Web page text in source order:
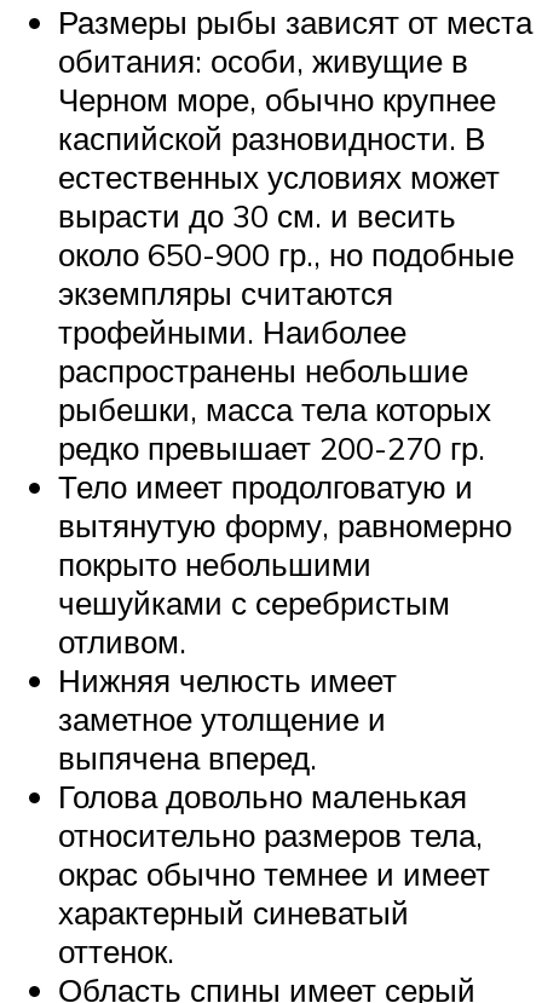
Размеры рыбы зависят от места
обитания: особи, живущие в
Черном море, обычно крупнее
каспийской разновидности. В
естественных условиях может
вырасти до 30 см. и весить
около 650-900 гр., но подобные
экземпляры считаются
трофейными. Наиболее
распространены небольшие
рыбешки, масса тела которых
редко превышает 200-270 гр.
Тело имеет продолговатую и
вытянутую форму, равномерно
покрыто небольшими
чешуйками с серебристым
отливом.
Нижняя челюсть имеет
заметное утолщение и
выпячена вперед.
Голова довольно маленькая
относительно размеров тела,
окрас обычно темнее и имеет
характерный синеватый
оттенок.
Область спины имеет серый